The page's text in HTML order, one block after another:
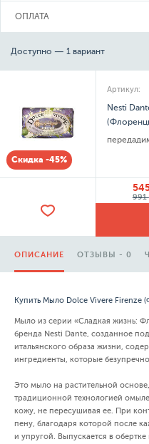
ОПЛАТА
Доступно — 1 вариант
Скидка -45%
Артикул:
Nesti
991
ОПИСАНИЕ ОТЗЫВЫ - 0
Купить Мыло Dolce Vivere Firenze
Мыло из серии «Сладкая жизнь:
бренда Nesti Dante, созданное
итальянского образа жизни,
ингредиенты, которые
Это мыло на растительной
традиционной технологией
кожу, не пересушивая ее. При
пену, благодаря которой после
и упругой. Выпускается в